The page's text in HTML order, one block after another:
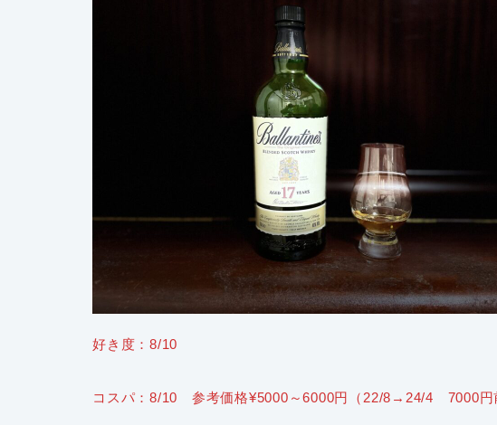
好き度：8/10
コスパ：8/10 参考価格¥5000～6000円 （22/8→24/4 7000円